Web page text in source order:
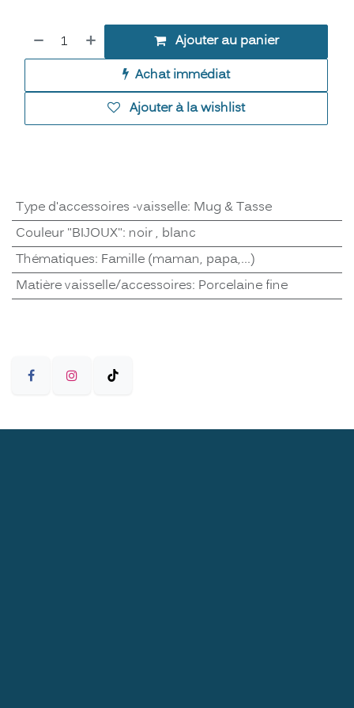
Ajouter au panier
Achat immédiat
Ajouter à la wishlist
Type d'accessoires -vaisselle: Mug & Tasse
Couleur "BIJOUX": noir, blanc
Thématiques: Famille (maman, papa,...)
Matière vaisselle/accessoires: Porcelaine fine